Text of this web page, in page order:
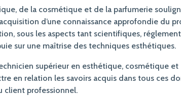
de la cosmétique et de la parfumerie
d’une connaissance approfondie du
sous les aspects tant scientifiques,
sur une maîtrise des techniques esthétiques.
supérieur en esthétique, cosmétique et
en relation les savoirs acquis dans tous ces
client professionnel.